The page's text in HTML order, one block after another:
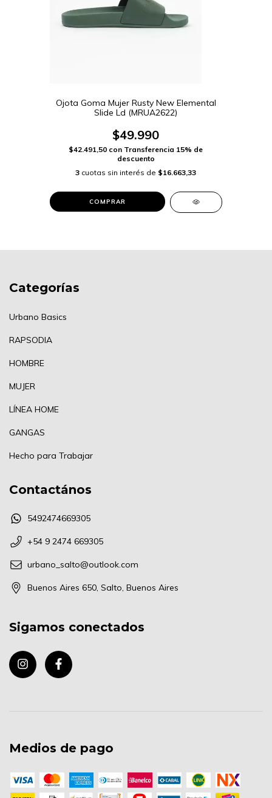
Ojota Goma Mujer Rusty New Elemental
Slide Ld (MRUA2622)
$49.990
$42.491,50 con Transferencia 15% de
descuento
3 cuotas sin interés de $16.663,33
COMPRAR
Categorías
Urbano Basics
RAPSODIA
HOMBRE
MUJER
LÍNEA HOME
GANGAS
Hecho para Trabajar
Contactános
5492474669305
+54 9 2474 669305
urbano_salto@outlook.com
Buenos Aires 650, Salto, Buenos Aires
Sigamos conectados
Medios de pago